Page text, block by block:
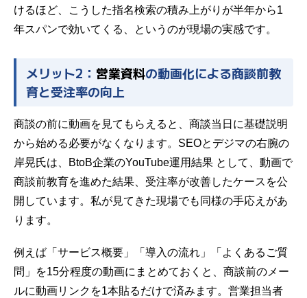
けるほど、こうした指名検索の積み上がりが半年から1
年スパンで効いてくる、というのが現場の実感です。
メリット2： 営業資料の動画化による商談前教
育と受注率の向上
商談の前に動画を見てもらえると、商談当日に基礎説明
から始める必要がなくなります。SEOとデジマの右腕の
岸晃氏は、
BtoB企業のYouTube運用結果 として、動画で
商談前教育を進めた結果、受注率が改善したケースを公
開しています。私が見てきた現場でも同様の手応えがあ
ります。
例えば「サービス概要」「導入の流れ」「よくあるご質
問」を15分程度の動画にまとめておくと、商談前のメー
ルに動画リンクを1本貼るだけで済みます。営業担当者